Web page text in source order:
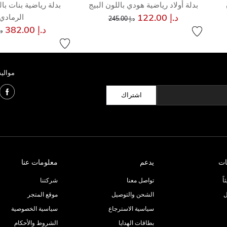
بدلة أولاد رياضية هودي باللون البيج
د.إ 122.00 سعر مخفض مند.إ 245.00 إلى
بدلة رياضية بنات
الرمادي
د.إ 382.00
اشتراك
يدعم
تواصل معنا
الشحن والتوصيل
سياسية الاسترجاع
بطاقات الهدايا
معلومات عنا
شركتنا
موقع المتجر
سياسية الخصوصية
الشروط والأحكام